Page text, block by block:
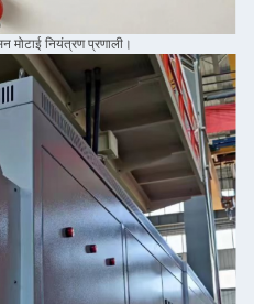
मोटाई नियंत्रण प्रणाली।